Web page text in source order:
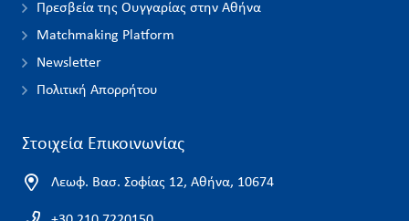
Πρεσβεία της Ουγγαρίας στην Αθήνα
Matchmaking Platform
Newsletter
Πολιτική Απορρήτου
Στοιχεία Επικοινωνίας
Λεωφ. Βασ. Σοφίας 12, Αθήνα, 10674